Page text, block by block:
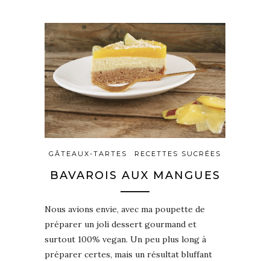
GÂTEAUX-TARTES RECETTES SUCRÉES
BAVAROIS AUX MANGUES
Nous avions envie, avec ma poupette de
préparer un joli dessert gourmand et
surtout 100% vegan. Un peu plus long à
préparer certes, mais un résultat bluffant